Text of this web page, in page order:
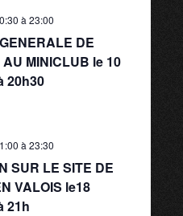
DE
MINICLUB le 10
20h30
à 23:00
SUR LE SITE DE
VALOIS le18
21h
à 23:30